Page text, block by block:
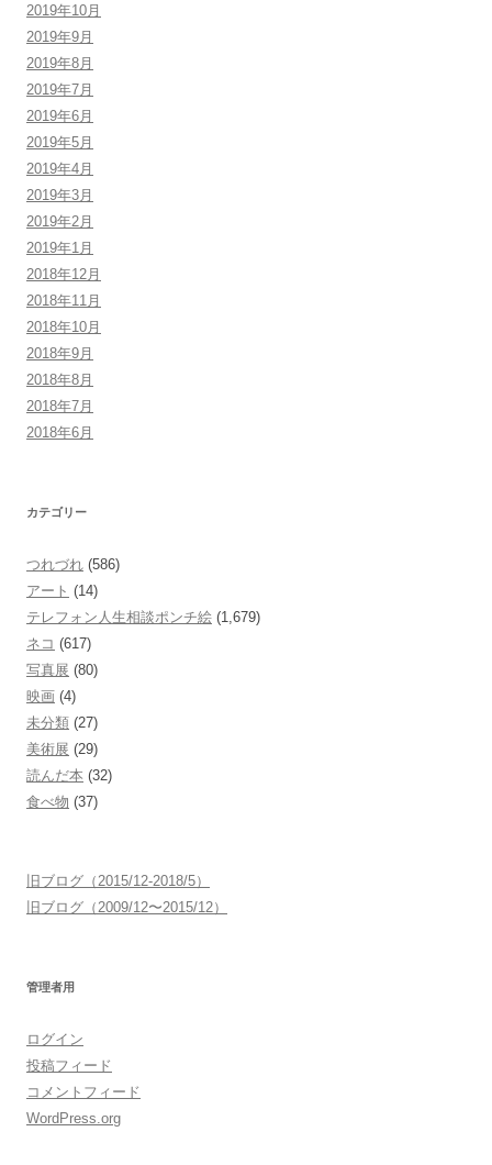
2019年10月
2019年9月
2019年8月
2019年7月
2019年6月
2019年5月
2019年4月
2019年3月
2019年2月
2019年1月
2018年12月
2018年11月
2018年10月
2018年9月
2018年8月
2018年7月
2018年6月
カテゴリー
つれづれ (586)
アート (14)
テレフォン人生相談ポンチ絵 (1,679)
ネコ (617)
写真展 (80)
映画 (4)
未分類 (27)
美術展 (29)
読んだ本 (32)
食べ物 (37)
旧ブログ（2015/12-2018/5）
旧ブログ（2009/12〜2015/12）
管理者用
ログイン
投稿フィード
コメントフィード
WordPress.org